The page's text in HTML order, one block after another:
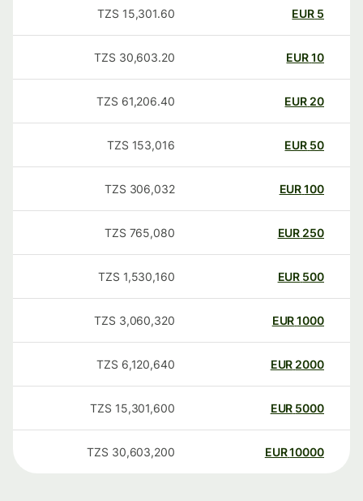
EUR
15,301.60
TZS
EUR
30,603.20
TZS
20
EUR
61,206.40
TZS
50
EUR
153,016
TZS
100
EUR
306,032
TZS
250
EUR
765,080
TZS
500
EUR
1,530,160
TZS
1000
EUR
3,060,320
TZS
2000
EUR
6,120,640
TZS
5000
EUR
15,301,600
TZS
10000
EUR
30,603,200
TZS